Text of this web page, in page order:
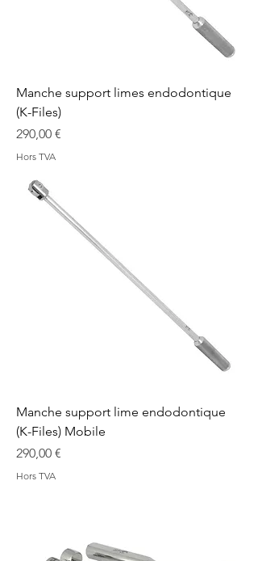
Manche support limes endodontique
(K-Files)
Prix
290,00 €
Hors TVA
Manche support lime endodontique
(K-Files) Mobile
Prix
290,00 €
Hors TVA